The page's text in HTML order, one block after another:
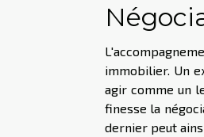
immobilier. Un
agir comme un
finesse la
dernier peut